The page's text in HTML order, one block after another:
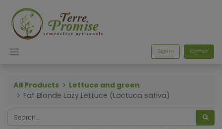
Sign in Contact
All Products
Lettuce and green
Fat Blonde Lazy Lettuce (Lactuca sativa)